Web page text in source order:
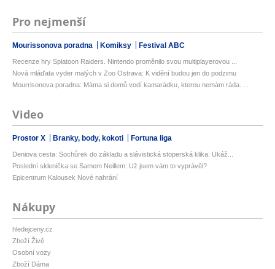
Pro nejmenší
Mourissonova poradna Komiksy Festival ABC
Recenze hry Splatoon Raiders. Nintendo proměnilo svou multiplayerovou ...
Nová mláďata vyder malých v Zoo Ostrava: K vidění budou jen do podzimu
Mourrisonova poradna: Máma si domů vodí kamarádku, kterou nemám ráda. ...
Video
Prostor X Branky, body, kokoti Fortuna liga
Deniova cesta: Sochůrek do základu a slávistická stoperská klika. Ukáž...
Poslední sklenička se Samem Neillem: Už jsem vám to vyprávěl?
Epicentrum Kalousek Nové nahrání
Nákupy
hledejceny.cz
Zboží Živě
Osobní vozy
Zboží Dáma